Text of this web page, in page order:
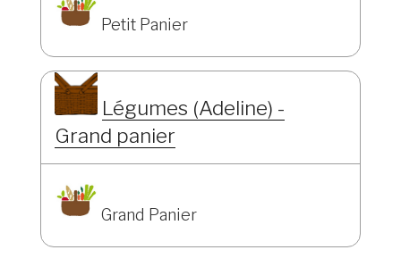
Petit Panier
Légumes (Adeline) -
Grand panier
Grand Panier